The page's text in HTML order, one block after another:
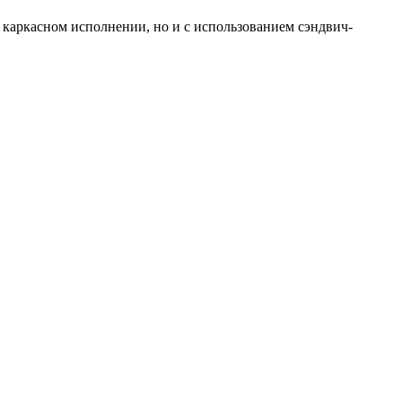
исполнении, но и с использованием сэндвич-